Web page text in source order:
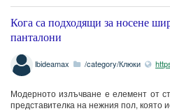
Кога са подходящи за носене
панталони
lbideamax /category/Клюки
Модерното излъчване е елемент от
представителка на нежния пол, която